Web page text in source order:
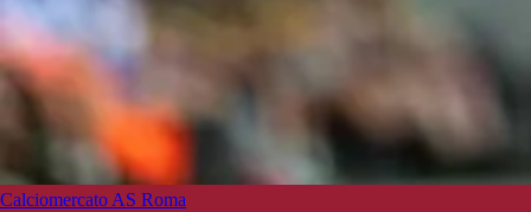
Calciomercato AS Roma